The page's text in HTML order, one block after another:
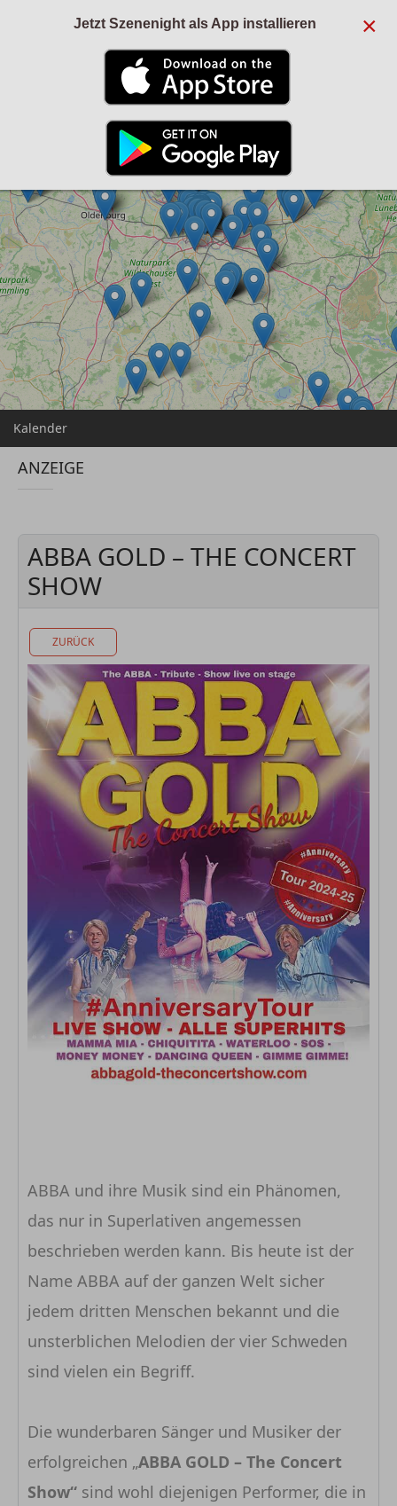
Kalender
ANZEIGE
ABBA GOLD – THE CONCERT
SHOW
ZURÜCK
ABBA und ihre Musik sind ein Phänomen,
das nur in Superlativen angemessen
beschrieben werden kann. Bis heute ist der
Name ABBA auf der ganzen Welt sicher
jedem dritten Menschen bekannt und die
unsterblichen Melodien der vier Schweden
sind vielen ein Begriff.
Die wunderbaren Sänger und Musiker der
erfolgreichen „ABBA GOLD – The Concert
Show“ sind wohl diejenigen Performer, die in
×
Jetzt Szenenight als App installieren